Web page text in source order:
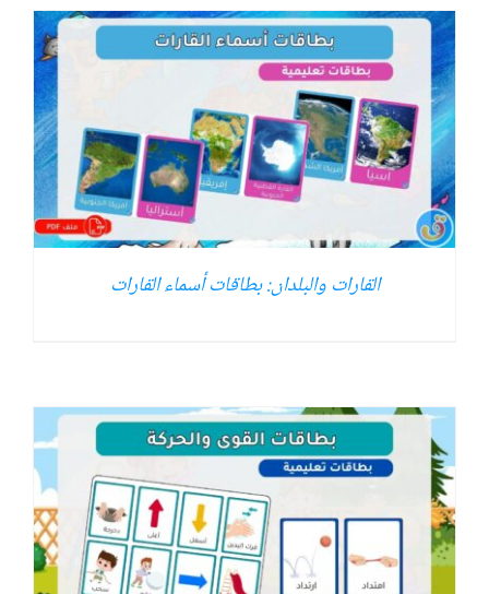
القارات والبلدان: بطاقات أسماء القارات